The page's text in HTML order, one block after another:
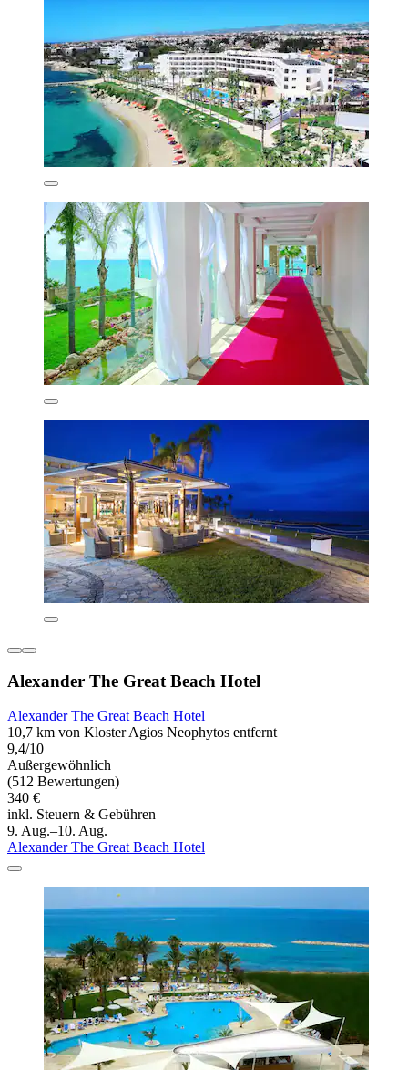
Alexander The Great Beach Hotel
Alexander The Great Beach Hotel
10,7 km von Kloster Agios Neophytos entfernt
9,4/10
Außergewöhnlich
(512 Bewertungen)
340 €
inkl. Steuern & Gebühren
9. Aug.–10. Aug.
Alexander The Great Beach Hotel